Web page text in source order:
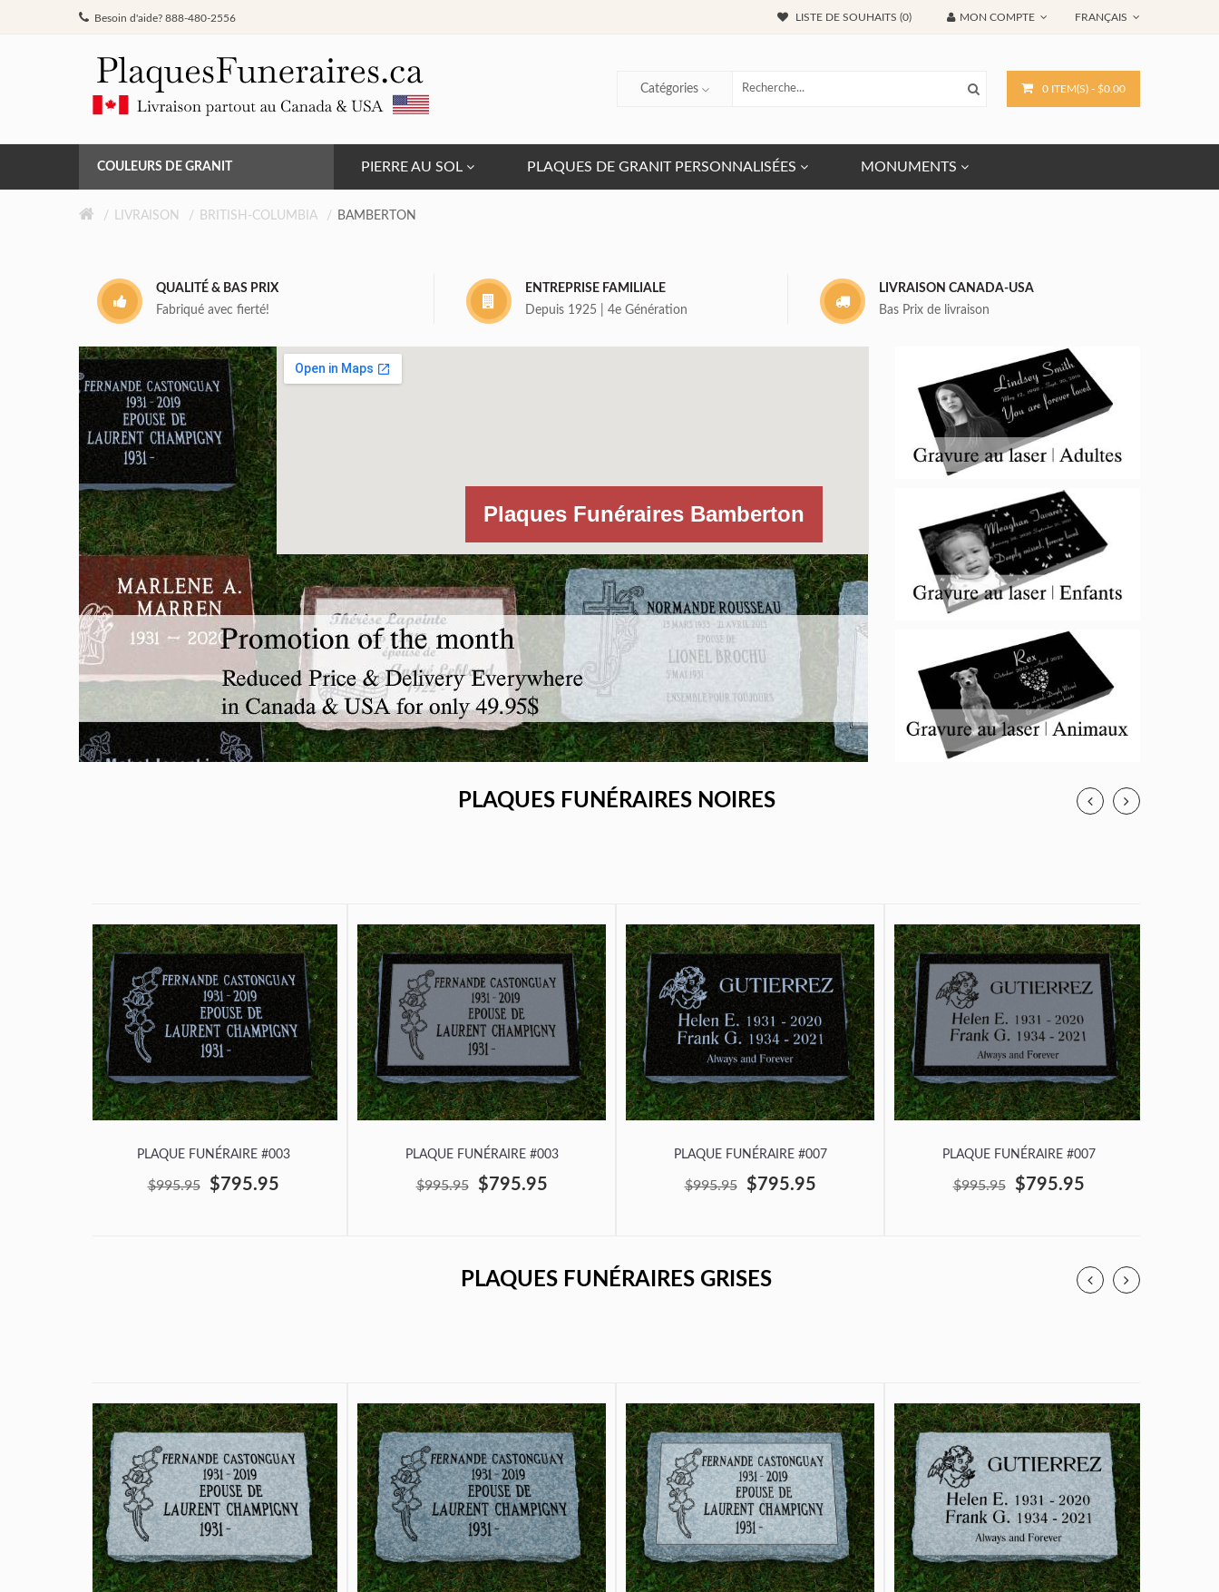
Besoin d'aide? 888-480-2556 FRANÇAIS
LISTE DE SOUHAITS (0) MON COMPTE
0 ITEM(S) - $0.00
Catégories
PIERRE AU SOL PLAQUES DE GRANIT PERSONNALISÉES MONUMENTS
COULEURS DE GRANIT
GRIS DE BARRÉ FERRÉ
ROSE MONTAGNE
ROUGE INDIEN
LIVRAISON BRITISH-COLUMBIA BAMBERTON
QUALITÉ & BAS PRIX
Fabriqué avec fierté!
ENTREPRISE FAMILIALE
Depuis 1925 | 4e Génération
LIVRAISON CANADA-USA
Bas Prix de livraison
Plaques Funéraires Bamberton
PLAQUES FUNÉRAIRES NOIRES
PLAQUE FUNÉRAIRE #003
$995.95 $795.95
PLAQUE FUNÉRAIRE #003
$995.95 $795.95
PLAQUE FUNÉRAIRE #007
$995.95 $795.95
PLAQUE FUNÉRAIRE #007
$995.95 $795.95
PLAQUES FUNÉRAIRES GRISES